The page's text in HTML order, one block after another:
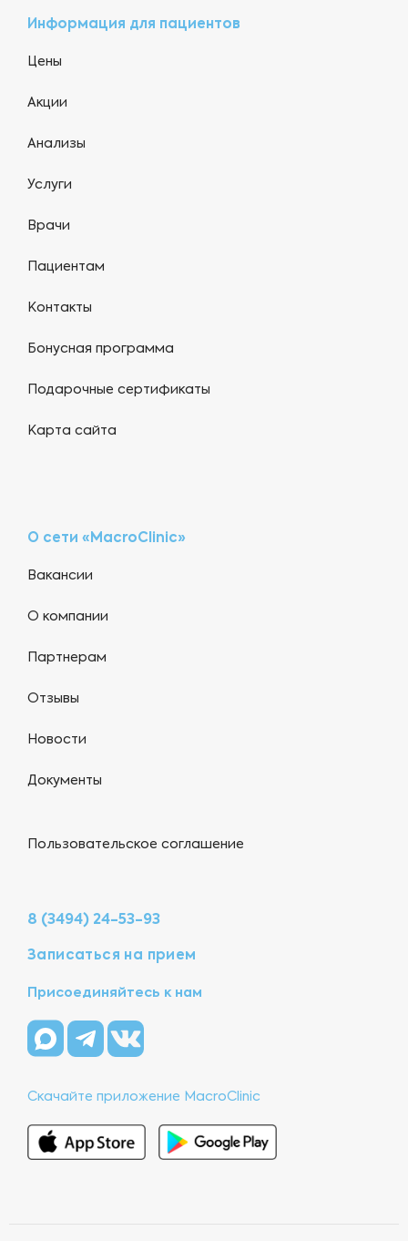
Информация для пациентов
Цены
Акции
Анализы
Услуги
Врачи
Пациентам
Контакты
Бонусная программа
Подарочные сертификаты
Карта сайта
О сети «MacroClinic»
Вакансии
О компании
Партнерам
Отзывы
Новости
Документы
Пользовательское соглашение
8 (3494) 24-53-93
Записаться на прием
Присоединяйтесь к нам
Скачайте приложение MacroClinic